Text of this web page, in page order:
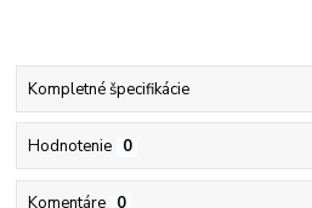
Kompletné špecifikácie
Hodnotenie 0